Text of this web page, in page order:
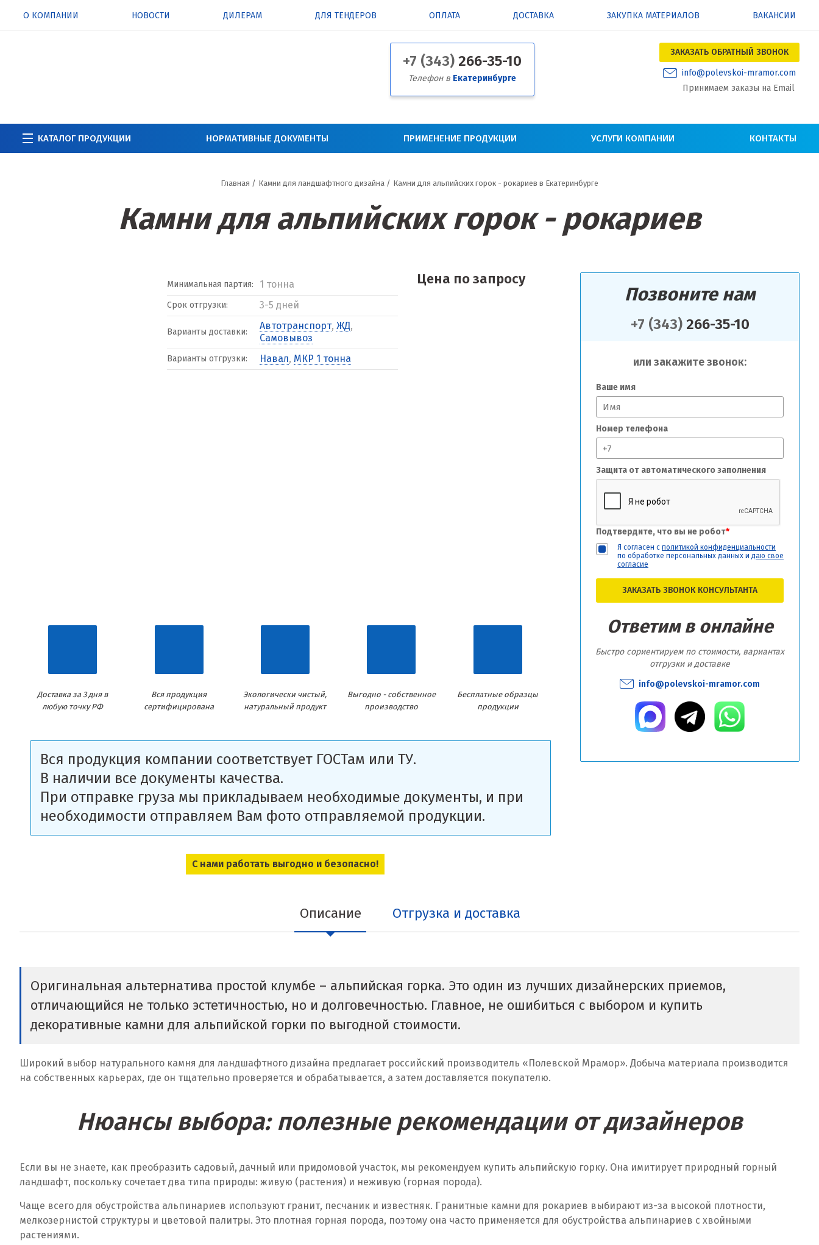
О КОМПАНИИ НОВОСТИ ДИЛЕРАМ ДЛЯ ТЕНДЕРОВ ОПЛАТА ДОСТАВКА ЗАКУПКА МАТЕРИАЛОВ ВАКАНСИИ
+7 (343) 266-35-10
Телефон в Екатеринбурге
ЗАКАЗАТЬ ОБРАТНЫЙ ЗВОНОК
info@polevskoi-mramor.com
Принимаем заказы на Email
КАТАЛОГ ПРОДУКЦИИ НОРМАТИВНЫЕ ДОКУМЕНТЫ ПРИМЕНЕНИЕ ПРОДУКЦИИ УСЛУГИ КОМПАНИИ КОНТАКТЫ
Главная / Камни для ландшафтного дизайна / Камни для альпийских горок - рокариев в Екатеринбурге
Камни для альпийских горок - рокариев
Позвоните нам
+7 (343)266-35-10
или закажите звонок:
Ваше имя
Номер телефона
Защита от автоматического заполнения
Подтвердите, что вы не робот*
Я согласен с политикой конфиденциальности
по обработке персональных данных и даю свое
согласие
ЗАКАЗАТЬ ЗВОНОК КОНСУЛЬТАНТА
Ответим в онлайне
Быстро сориентируем по стоимости, вариантах
отгрузки и доставке
info@polevskoi-mramor.com
Минимальная партия: 1 тонна
Срок отгрузки: 3-5 дней
Варианты доставки:
Автотранспорт, ЖД,
Самовывоз
Варианты отгрузки: Навал, МКР 1 тонна
Цена по запросу
Доставка за 3 дня в
любую точку РФ
Вся продукция
сертифицирована
Экологически чистый,
натуральный продукт
Выгодно - собственное
производство
Бесплатные образцы
продукции
Вся продукция компании соответствует ГОСТам или ТУ.
В наличии все документы качества.
При отправке груза мы прикладываем необходимые документы, и при
необходимости отправляем Вам фото отправляемой продукции.
С нами работать выгодно и безопасно!
Описание Отгрузка и доставка
Оригинальная альтернатива простой клумбе – альпийская горка. Это один из лучших дизайнерских приемов,
отличающийся не только эстетичностью, но и долговечностью. Главное, не ошибиться с выбором и купить
декоративные камни для альпийской горки по выгодной стоимости.
Широкий выбор натурального камня для ландшафтного дизайна предлагает российский производитель «Полевской Мрамор». Добыча материала производится
на собственных карьерах, где он тщательно проверяется и обрабатывается, а затем доставляется покупателю.
Нюансы выбора: полезные рекомендации от дизайнеров
Если вы не знаете, как преобразить садовый, дачный или придомовой участок, мы рекомендуем купить альпийскую горку. Она имитирует природный горный
ландшафт, поскольку сочетает два типа природы: живую (растения) и неживую (горная порода).
Чаще всего для обустройства альпинариев используют гранит, песчаник и известняк. Гранитные камни для рокариев выбирают из-за высокой плотности,
мелкозернистой структуры и цветовой палитры. Это плотная горная порода, поэтому она часто применяется для обустройства альпинариев с хвойными
растениями.